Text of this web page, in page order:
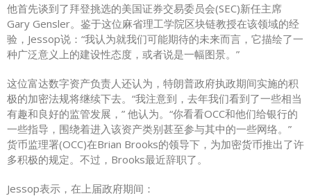
他首先谈到了拜登挑选的美国证券交易委员会(SEC)新任主席
Gary Gensler。鉴于这位麻省理工学院区块链教授在该领域的经
验，Jessop说：“我认为就我们可能期待的未来而言，它描绘了一
种广泛意义上的建设性态度，或者说是一幅图景。”
这位富达数字资产负责人还认为，特朗普政府执政期间实施的积
极的加密法规将继续下去。“我注意到，去年我们看到了一些相当
有趣和良好的监管发展，” 他认为。“你看看OCC和他们给银行的
一些指导，围绕着进入该资产类别甚至参与其中的一些网络。”
货币监理署(OCC)在Brian Brooks的领导下，为加密货币推出了许
多积极的规定。不过，Brooks最近辞职了。
Jessop表示，在上届政府期间：